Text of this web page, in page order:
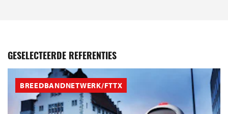
GESELECTEERDE REFERENTIES
BREEDBANDNETWERK/FTTX